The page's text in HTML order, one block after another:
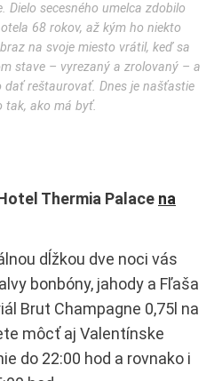
Dielo secesného umelca zdobilo
68 rokov, až kým ho niekto
na svoje miesto vrátil, keď sa
stave – vyrezaný a zrolovaný – a
dať reštaurovať. Dnes je našťastie
tak, ako má byť.
Thermia Palace na
dĺžkou dve noci vás
bonbóny, jahody a Fľaša
Brut Champagne 0,75l na
môcť aj Valentínske
do 22:00 hod a rovnako i